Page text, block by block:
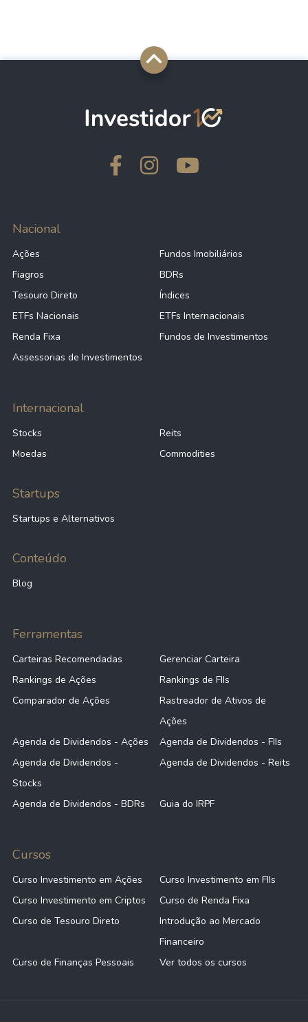
Nacional
Ações
Fundos Imobiliários
Fiagros
BDRs
Tesouro Direto
Índices
ETFs Nacionais
ETFs Internacionais
Renda Fixa
Fundos de Investimentos
Assessorias de Investimentos
Internacional
Stocks
Reits
Moedas
Commodities
Startups
Startups e Alternativos
Conteúdo
Blog
Ferramentas
Carteiras Recomendadas
Gerenciar Carteira
Rankings de Ações
Rankings de FIIs
Comparador de Ações
Rastreador de Ativos de
Ações
Agenda de Dividendos - Ações
Agenda de Dividendos - FIIs
Agenda de Dividendos -
Stocks
Agenda de Dividendos - Reits
Agenda de Dividendos - BDRs Guia do IRPF
Cursos
Curso Investimento em Ações
Curso Investimento em FIIs
Curso Investimento em Criptos
Curso de Renda Fixa
Curso de Tesouro Direto
Introdução ao Mercado
Financeiro
Curso de Finanças Pessoais
Ver todos os cursos